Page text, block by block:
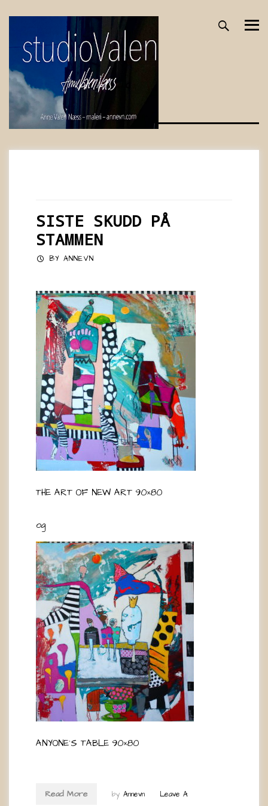
content
SISTE SKUDD PÅ
STAMMEN
BY ANNEVN
THE ART OF NEW ART 90×80
og
ANYONE`S TABLE 90×80
Read More by Annevn Leave A